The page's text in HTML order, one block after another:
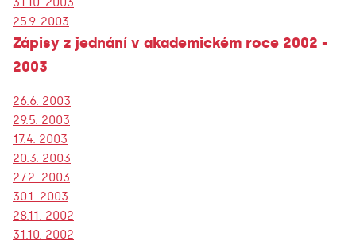
25.9. 2003
Zápisy z jednání v akademickém roce 2002 -
2003
26.6. 2003
29.5. 2003
17.4. 2003
20.3. 2003
27.2. 2003
30.1. 2003
28.11. 2002
31.10. 2002